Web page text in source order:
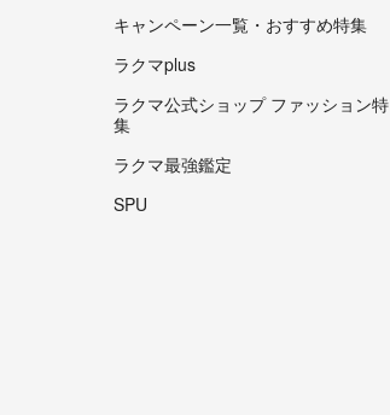
キャンペーン一覧・おすすめ特集
ラクマplus
ラクマ公式ショップ ファッション特
集
ラクマ最強鑑定
SPU